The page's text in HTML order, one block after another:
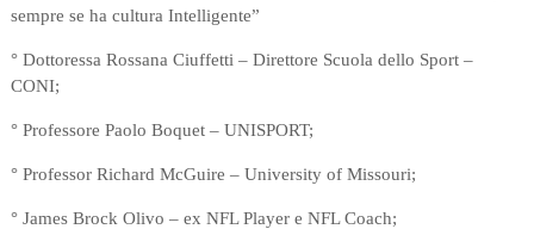
sempre se ha cultura Intelligente”
° Dottoressa Rossana Ciuffetti – Direttore Scuola dello Sport –
CONI;
° Professore Paolo Boquet – UNISPORT;
° Professor Richard McGuire – University of Missouri;
° James Brock Olivo – ex NFL Player e NFL Coach;